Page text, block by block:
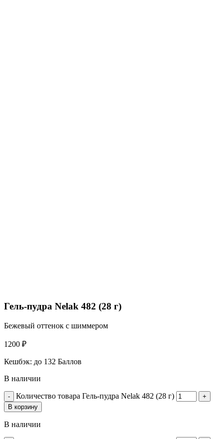
Гель-пудра Nelak 482 (28 г)
Бежевый оттенок с шиммером
1200 ₽
Кешбэк: до 132 Баллов
В наличии
Количество товара Гель-пудра Nelak 482 (28 г)
В корзину
В наличии